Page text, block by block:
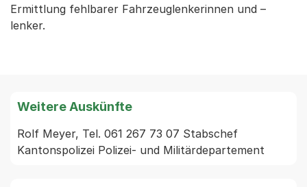
Ermittlung fehlbarer Fahrzeuglenkerinnen und –
lenker.
Weitere Auskünfte
Rolf Meyer, Tel. 061 267 73 07 Stabschef
Kantonspolizei Polizei- und Militärdepartement